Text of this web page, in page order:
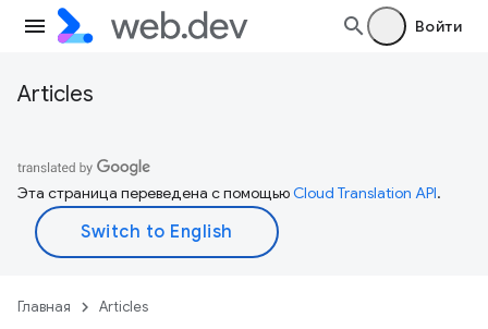
Войти
Articles
Эта страница переведена с помощьюCloud Translation API.
Главная Articles